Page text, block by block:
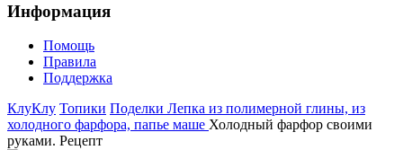
Информация
Помощь
Правила
Поддержка
КлуКлу Топики Поделки Лепка из полимерной глины, из
холодного фарфора, папье маше Холодный фарфор своими
руками. Рецепт